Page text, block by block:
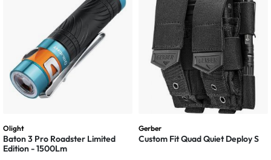
Olight
Baton 3 Pro Roadster Limited
Edition - 1500Lm
Gerber
Custom Fit Quad Quiet Deploy S